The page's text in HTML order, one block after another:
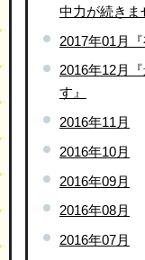
中力が続きま
2017年01月
2016年12月
す』
2016年11月
2016年10月
2016年09月
2016年08月
2016年07月